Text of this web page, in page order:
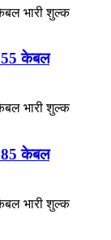
केबल
केबल